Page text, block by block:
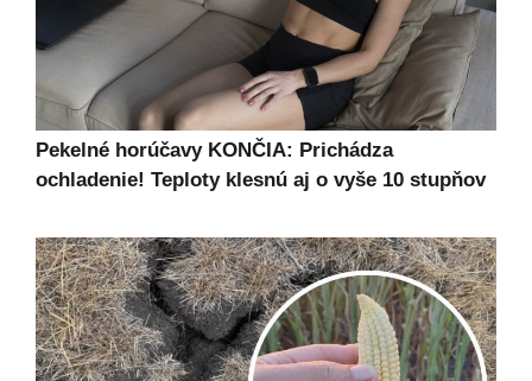
Pekelné horúčavy KONČIA: Prichádza
ochladenie! Teploty klesnú aj o vyše 10 stupňov